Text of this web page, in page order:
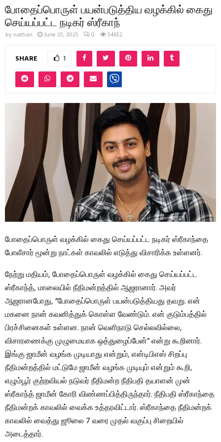
போதைப்பொருள் பயன்படுத்திய வழக்கில் கைது
செய்யப்பட்ட நடிகர் ஸ்ரீகாந்
by nathan June 25, 2025 0 54652
SHARE 1
போதைப்பொருள் வழக்கில் கைது செய்யப்பட்ட நடிகர் ஸ்ரீகாந்தை
போலீசார் மூன்று நாட்கள் காவலில் எடுத்து விசாரிக்க உள்ளனர்.
நேற்று மதியம், போதைப்பொருள் வழக்கில் கைது செய்யப்பட்ட
ஸ்ரீகாந்த், மாலையில் நீதிமன்றத்தில் ஆஜரானார். அவர்
ஆஜரானபோது, ​​”போதைப்பொருள் பயன்படுத்தியது தவறு. என்
மகனை நான் கவனித்துக் கொள்ள வேண்டும். என் குடும்பத்தில்
பிரச்சினைகள் உள்ளன. நான் வெளிநாடு செல்லவில்லை,
விசாரணைக்கு முழுமையாக ஒத்துழைப்பேன்” என்று கூறினார்.
இங்கு ஜாமீன் வழங்க முடியாது என்றும், என்டிபிஎஸ் சிறப்பு
நீதிமன்றத்தில் மட்டுமே ஜாமீன் வழங்க முடியும் என்றும் கூறி,
எழும்பூர் குற்றவியல் நடுவர் நீதிமன்ற நீதிபதி தயாளன் முன்
ஸ்ரீகாந்த் ஜாமீன் கோரி விண்ணப்பித்திருந்தார். நீதிபதி ஸ்ரீகாந்தை
நீதிமன்றக் காவலில் வைக்க உத்தரவிட்டார். ஸ்ரீகாந்தை நீதிமன்றக்
காவலில் வைத்து ஜூலை 7 வரை முதல் வகுப்பு சிறையில்
அடைத்தார்.